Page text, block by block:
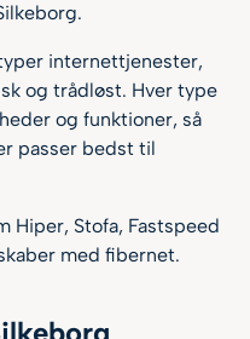
internettjenester,
og trådløst. Hver type
og funktioner, så
passer bedst til
Hiper, Stofa, Fastspeed
med fibernet.